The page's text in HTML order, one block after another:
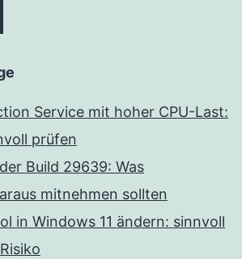
Service mit hoher CPU-Last:
prüfen
Build 29639: Was
mitnehmen sollten
in Windows 11 ändern: sinnvoll